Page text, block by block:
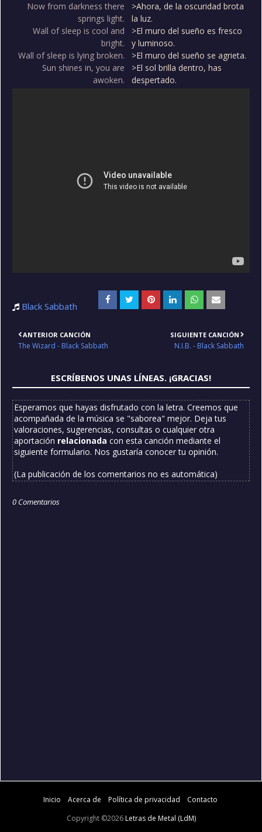
Now from darkness there
springs light.
Wall of sleep is cool and
bright.
Wall of sleep is lying broken.
Sun shines in, you are
awoken.
>Ahora, de la oscuridad brota
la luz.
>El muro del sueño es fresco
y luminoso.
>El muro del sueño se agrieta.
>El sol brilla dentro, has
despertado.
Black Sabbath
ANTERIOR CANCIÓN
The Wizard - Black Sabbath
SIGUIENTE CANCIÓN
N.I.B. - Black Sabbath
ESCRÍBENOS UNAS LÍNEAS. ¡GRACIAS!
Esperamos que hayas disfrutado con la letra. Creemos que
acompañada de la música se "saborea" mejor. Deja tus
valoraciones, sugerencias, consultas o cualquier otra
aportación relacionada con esta canción mediante el
siguiente formulario. Nos gustaría conocer tu opinión.
(La publicación de los comentarios no es automática)
0 Comentarios
Inicio Acerca de Política de privacidad
Contacto
Copyright ©2026Letras de Metal (LdM)